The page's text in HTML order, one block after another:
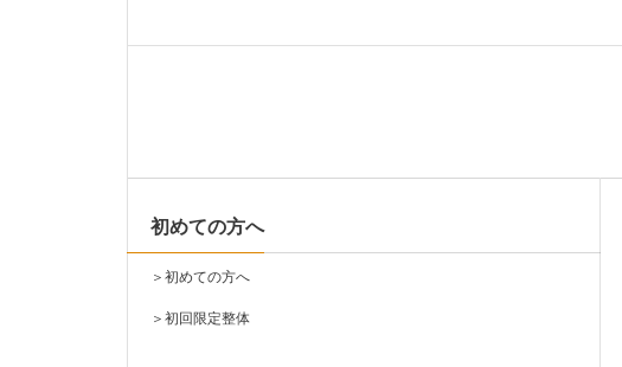
初めての方へ
＞ 初めての方へ
＞ 初回限定整体